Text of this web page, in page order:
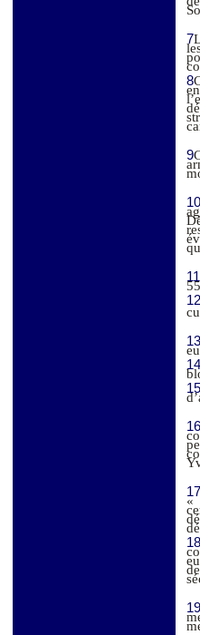
7
8
9
10
11
12
13
14
15
16
17
«
18
19